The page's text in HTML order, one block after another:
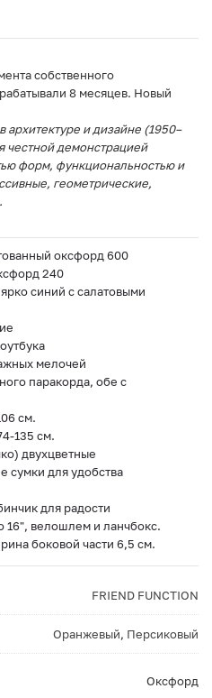
собственного
8 месяцев. Новый
архитектуре и дизайне (1950–
честной демонстрацией
форм, функциональностью и
геометрические,
оксфорд 600
240
синий с салатовыми
мелочей
паракорда, обе с
см.
135 см.
двухцветные
сумки для удобства
для радости
16", велошлем и ланчбокс.
боковой части 6,5 см.
FRIEND FUNCTION
Оранжевый, Персиковый
Оксфорд